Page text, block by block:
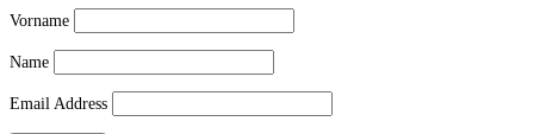
Vorname
Name
Email Address